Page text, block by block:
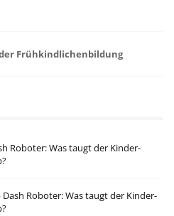
Frühkindlichenbildung
Roboter: Was taugt der Kinder-
Roboter: Was taugt der Kinder-